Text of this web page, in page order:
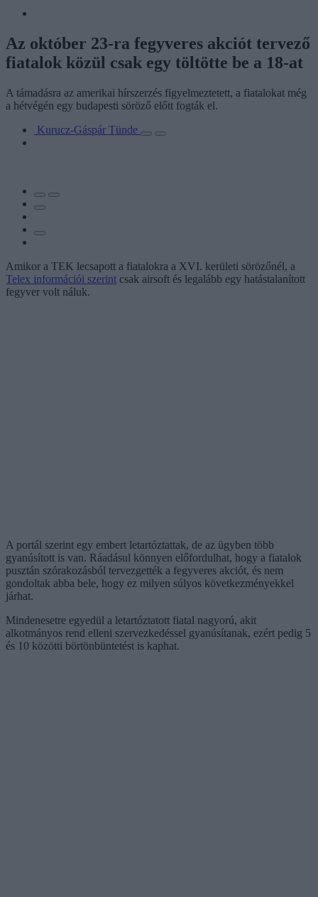
Az október 23-ra fegyveres akciót tervező
fiatalok közül csak egy töltötte be a 18-at
A támadásra az amerikai hírszerzés figyelmeztetett, a fiatalokat még
a hétvégén egy budapesti söröző előtt fogták el.
Kurucz-Gáspár Tünde
Amikor a TEK lecsapott a fiatalokra a XVI. kerületi sörözőnél, a
Telex információi szerint csak airsoft és legalább egy hatástalanított
fegyver volt náluk.
A portál szerint egy embert letartóztattak, de az ügyben több
gyanúsított is van. Ráadásul könnyen előfordulhat, hogy a fiatalok
pusztán szórakozásból tervezgették a fegyveres akciót, és nem
gondoltak abba bele, hogy ez milyen súlyos következményekkel
járhat.
Mindenesetre egyedül a letartóztatott fiatal nagyorú, akit
alkotmányos rend elleni szervezkedéssel gyanúsítanak, ezért pedig 5
és 10 közötti börtönbüntetést is kaphat.